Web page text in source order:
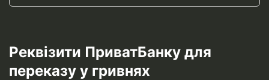
Реквізити ПриватБанку для
переказу у гривнях